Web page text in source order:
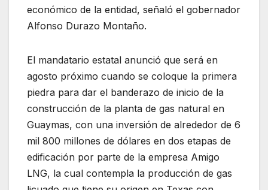
económico de la entidad, señaló el gobernador
Alfonso Durazo Montaño.
El mandatario estatal anunció que será en
agosto próximo cuando se coloque la primera
piedra para dar el banderazo de inicio de la
construcción de la planta de gas natural en
Guaymas, con una inversión de alrededor de 6
mil 800 millones de dólares en dos etapas de
edificación por parte de la empresa Amigo
LNG, la cual contempla la producción de gas